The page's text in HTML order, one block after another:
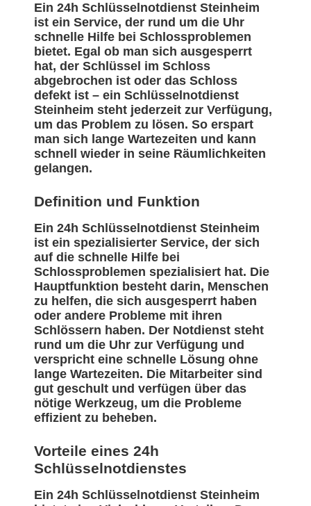
Ein 24h Schlüsselnotdienst Steinheim
ist ein Service, der rund um die Uhr
schnelle Hilfe bei Schlossproblemen
bietet. Egal ob man sich ausgesperrt
hat, der Schlüssel im Schloss
abgebrochen ist oder das Schloss
defekt ist – ein Schlüsselnotdienst
Steinheim steht jederzeit zur Verfügung,
um das Problem zu lösen. So erspart
man sich lange Wartezeiten und kann
schnell wieder in seine Räumlichkeiten
gelangen.
Definition und Funktion
Ein 24h Schlüsselnotdienst Steinheim
ist ein spezialisierter Service, der sich
auf die schnelle Hilfe bei
Schlossproblemen spezialisiert hat. Die
Hauptfunktion besteht darin, Menschen
zu helfen, die sich ausgesperrt haben
oder andere Probleme mit ihren
Schlössern haben. Der Notdienst steht
rund um die Uhr zur Verfügung und
verspricht eine schnelle Lösung ohne
lange Wartezeiten. Die Mitarbeiter sind
gut geschult und verfügen über das
nötige Werkzeug, um die Probleme
effizient zu beheben.
Vorteile eines 24h
Schlüsselnotdienstes
Ein 24h Schlüsselnotdienst Steinheim